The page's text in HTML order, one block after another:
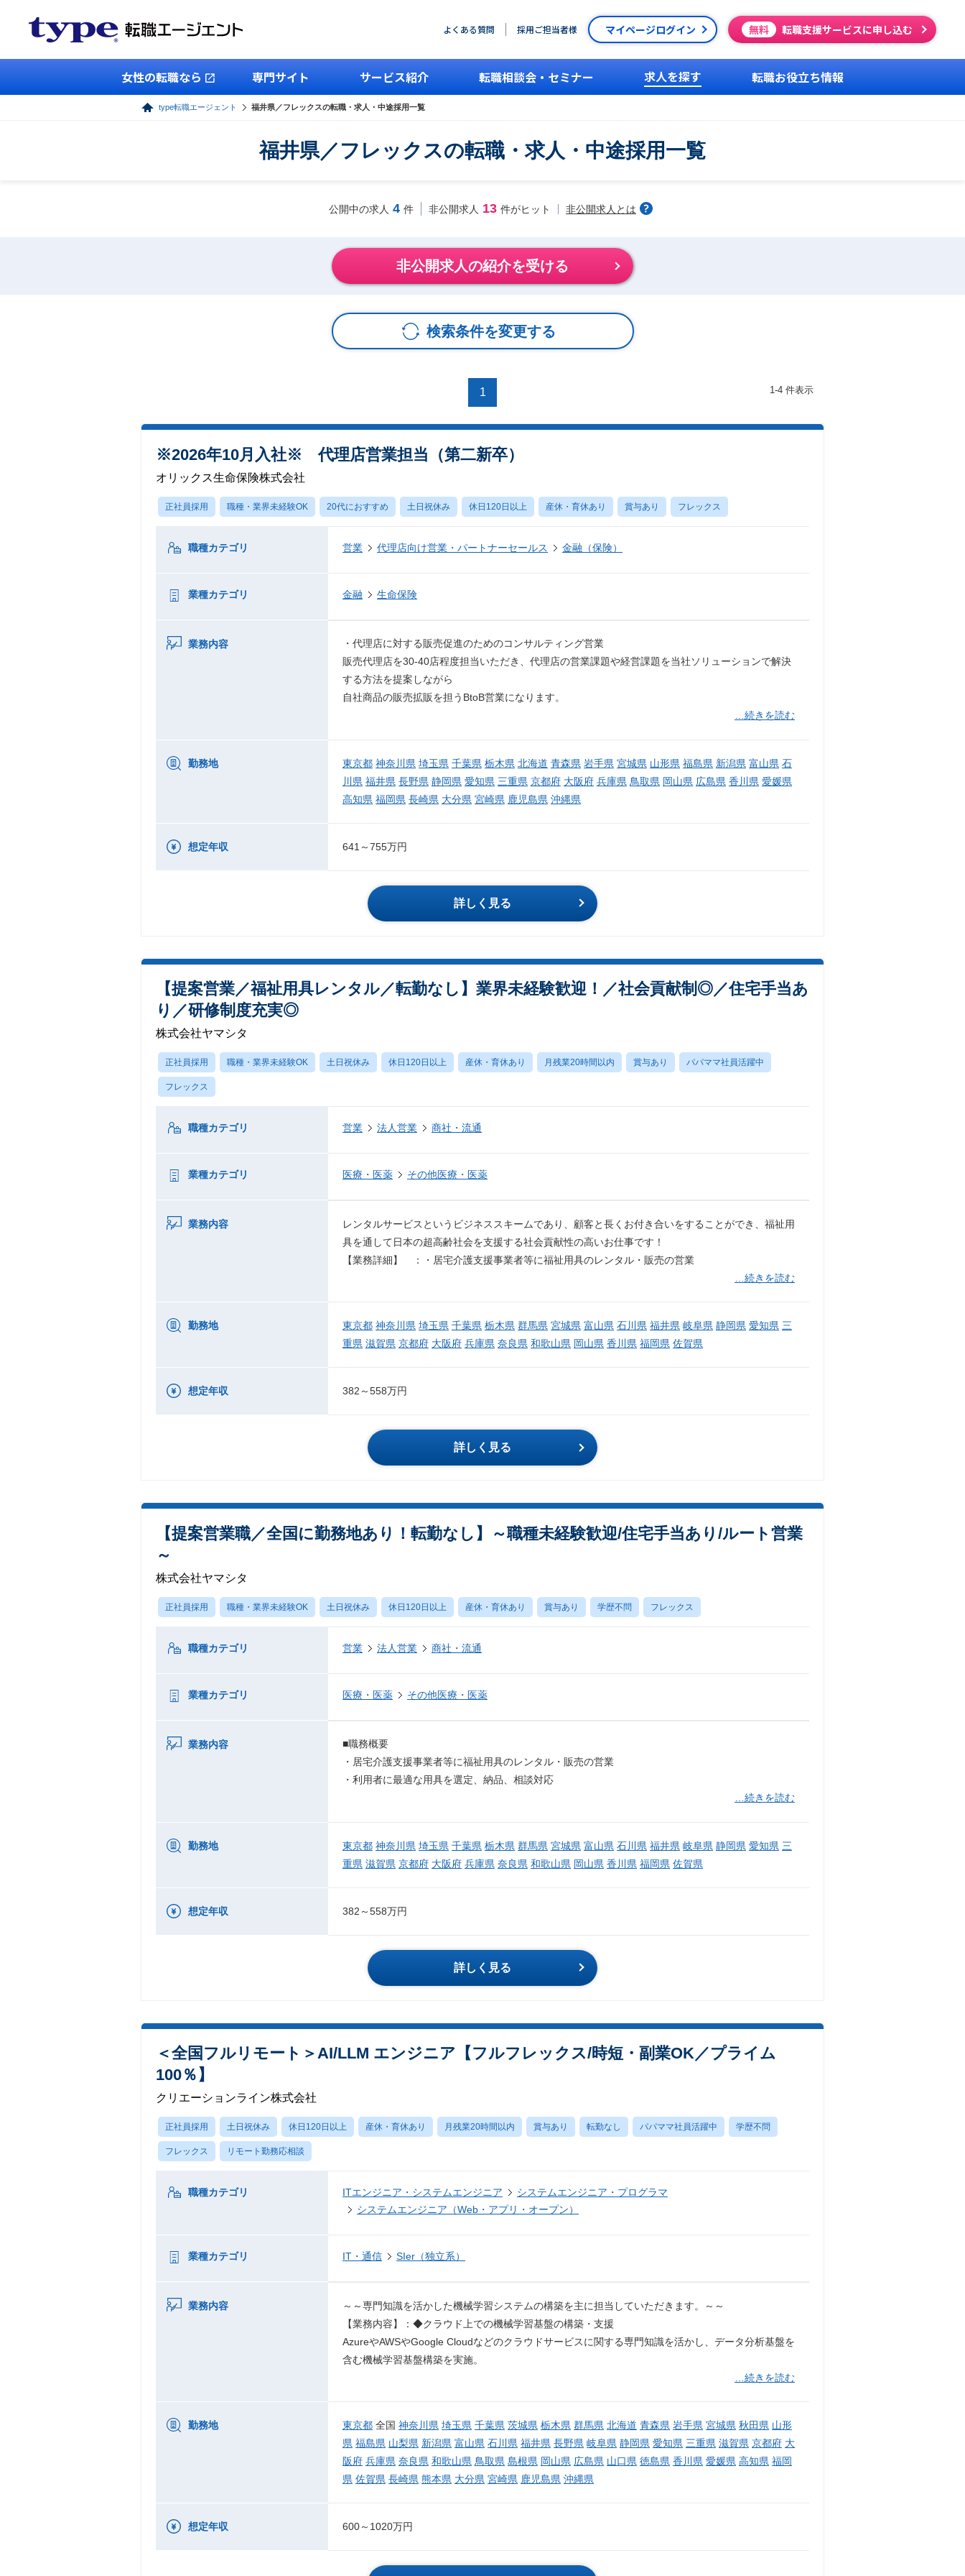
よくある質問 採用ご担当者様 マイページログイン 無料 転職支援サービスに申し込む
女性の転職なら 専門サイト サービス紹介 転職相談会・セミナー 求人を探す 転職お役立ち情報
type転職エージェント 福井県／フレックスの転職・求人・中途採用一覧
福井県／フレックスの転職・求人・中途採用一覧
公開中の求人 4 件 非公開求人 13 件がヒット 非公開求人とは
非公開求人の紹介を受ける
検索条件を変更する
1 1-4 件表示
※2026年10月入社※ 代理店営業担当（第二新卒）
オリックス生命保険株式会社
正社員採用 職種・業界未経験OK 20代におすすめ 土日祝休み 休日120日以上 産休・育休あり 賞与あり フレックス
職種カテゴリ 営業 代理店向け営業・パートナーセールス 金融（保険）
業種カテゴリ 金融 生命保険
業務内容
・代理店に対する販売促進のためのコンサルティング営業
販売代理店を30-40店程度担当いただき、代理店の営業課題や経営課題を当社ソリューションで解決
する方法を提案しながら
自社商品の販売拡販を担うBtoB営業になります。
…続きを読む
勤務地 東京都 神奈川県 埼玉県 千葉県 栃木県 北海道 青森県 岩手県 宮城県 山形県 福島県 新潟県 富山県 石
川県 福井県 長野県 静岡県 愛知県 三重県 京都府 大阪府 兵庫県 鳥取県 岡山県 広島県 香川県 愛媛県
高知県 福岡県 長崎県 大分県 宮崎県 鹿児島県 沖縄県
想定年収 641～755万円
詳しく見る
【提案営業／福祉用具レンタル／転勤なし】業界未経験歓迎！／社会貢献制◎／住宅手当あ
り／研修制度充実◎
株式会社ヤマシタ
正社員採用 職種・業界未経験OK 土日祝休み 休日120日以上 産休・育休あり 月残業20時間以内 賞与あり パパママ社員活躍中
フレックス
職種カテゴリ 営業 法人営業 商社・流通
業種カテゴリ 医療・医薬 その他医療・医薬
業務内容
レンタルサービスというビジネススキームであり、顧客と長くお付き合いをすることができ、福祉用
具を通して日本の超高齢社会を支援する社会貢献性の高いお仕事です！
【業務詳細】 ：・居宅介護支援事業者等に福祉用具のレンタル・販売の営業
…続きを読む
勤務地 東京都 神奈川県 埼玉県 千葉県 栃木県 群馬県 宮城県 富山県 石川県 福井県 岐阜県 静岡県 愛知県 三
重県 滋賀県 京都府 大阪府 兵庫県 奈良県 和歌山県 岡山県 香川県 福岡県 佐賀県
想定年収 382～558万円
詳しく見る
【提案営業職／全国に勤務地あり！転勤なし】～職種未経験歓迎/住宅手当あり/ルート営業
～
株式会社ヤマシタ
正社員採用 職種・業界未経験OK 土日祝休み 休日120日以上 産休・育休あり 賞与あり 学歴不問 フレックス
職種カテゴリ 営業 法人営業 商社・流通
業種カテゴリ 医療・医薬 その他医療・医薬
業務内容
■職務概要
・居宅介護支援事業者等に福祉用具のレンタル・販売の営業
・利用者に最適な用具を選定、納品、相談対応
…続きを読む
勤務地 東京都 神奈川県 埼玉県 千葉県 栃木県 群馬県 宮城県 富山県 石川県 福井県 岐阜県 静岡県 愛知県 三
重県 滋賀県 京都府 大阪府 兵庫県 奈良県 和歌山県 岡山県 香川県 福岡県 佐賀県
想定年収 382～558万円
詳しく見る
＜全国フルリモート＞AI/LLM エンジニア【フルフレックス/時短・副業OK／プライム
100％】
クリエーションライン株式会社
正社員採用 土日祝休み 休日120日以上 産休・育休あり 月残業20時間以内 賞与あり 転勤なし パパママ社員活躍中 学歴不問
フレックス リモート勤務応相談
職種カテゴリ ITエンジニア・システムエンジニア
システムエンジニア・プログラマ
システムエンジニア（Web・アプリ・オープン）
業種カテゴリ IT・通信 SIer（独立系）
業務内容
～～専門知識を活かした機械学習システムの構築を主に担当していただきます。～～
【業務内容】：◆クラウド上での機械学習基盤の構築・支援
AzureやAWSやGoogle Cloudなどのクラウドサービスに関する専門知識を活かし、データ分析基盤を
含む機械学習基盤構築を実施。
…続きを読む
勤務地 東京都 全国 神奈川県 埼玉県 千葉県 茨城県 栃木県 群馬県 北海道 青森県 岩手県 宮城県 秋田県 山形
県 福島県 山梨県 新潟県 富山県 石川県 福井県 長野県 岐阜県 静岡県 愛知県 三重県 滋賀県 京都府 大
阪府 兵庫県 奈良県 和歌山県 鳥取県 島根県 岡山県 広島県 山口県 徳島県 香川県 愛媛県 高知県 福岡
県 佐賀県 長崎県 熊本県 大分県 宮崎県 鹿児島県 沖縄県
想定年収 600～1020万円